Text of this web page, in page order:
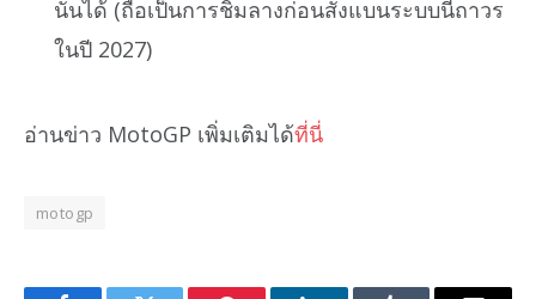
นั้นได้ (ถือเป็นการชิมลางก่อนสั่งแบนระบบนี้ถาวร
ในปี 2027)
อ่านข่าว MotoGP เพิ่มเติมได้ที่นี่
motogp